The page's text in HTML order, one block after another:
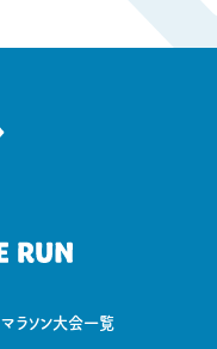
マラソン大会一覧